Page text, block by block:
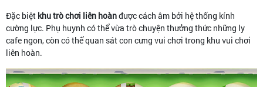
Đặc biệt khu trò chơi liên hoànđược cách âm bởi hệ thống kính
cường lực. Phụ huynh có thể vừa trò chuyện thưởng thức những ly
cafe ngon, còn có thể quan sát con cưng vui chơi trong khu vui chơi
liên hoàn.